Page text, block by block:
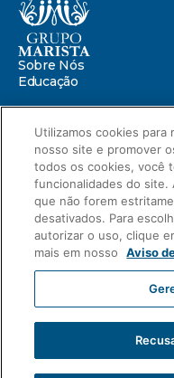
Sobre Nós
Educação
Centro Marista de
Missão Marista
Compromissos
Portal ESG
Relatório de
Relatório de
Novidades
Blog
Intranet
Fale
2023 © Grupo Marista
Associação Paranaense
Utilizamos cookies para
nosso site e promover
todos os cookies, você
funcionalidades do site.
que não forem
desativados. Para
autorizar o uso, clique
mais em nosso
Aviso